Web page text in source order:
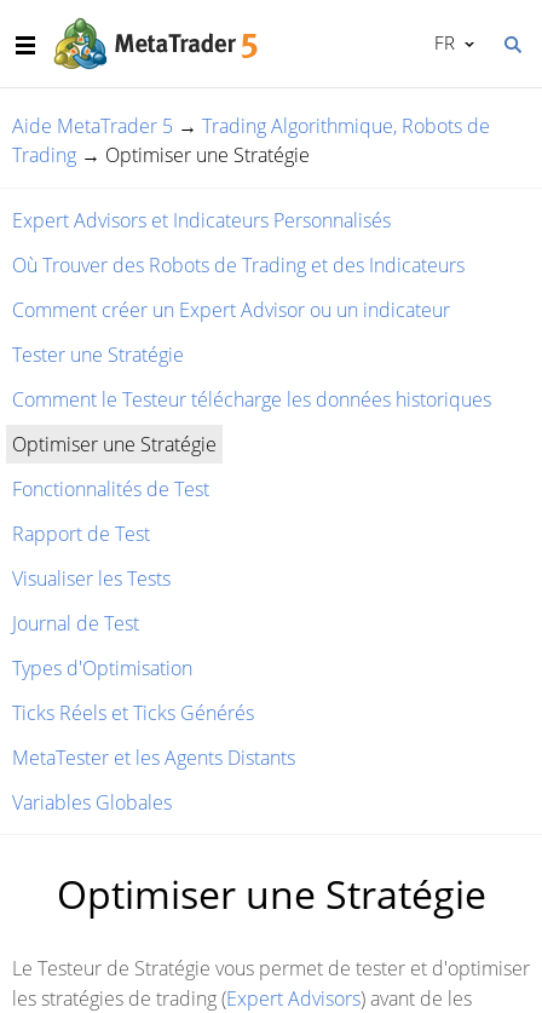
FR
Aide MetaTrader 5 → Trading Algorithmique, Robots de
Trading → Optimiser une Stratégie
Expert Advisors et Indicateurs Personnalisés
Où Trouver des Robots de Trading et des Indicateurs
Comment créer un Expert Advisor ou un indicateur
Tester une Stratégie
Comment le Testeur télécharge les données historiques
Optimiser une Stratégie
Fonctionnalités de Test
Rapport de Test
Visualiser les Tests
Journal de Test
Types d'Optimisation
Ticks Réels et Ticks Générés
MetaTester et les Agents Distants
Variables Globales
Optimiser une Stratégie
Le Testeur de Stratégie vous permet de tester et d'optimiser
les stratégies de trading (Expert Advisors) avant de les